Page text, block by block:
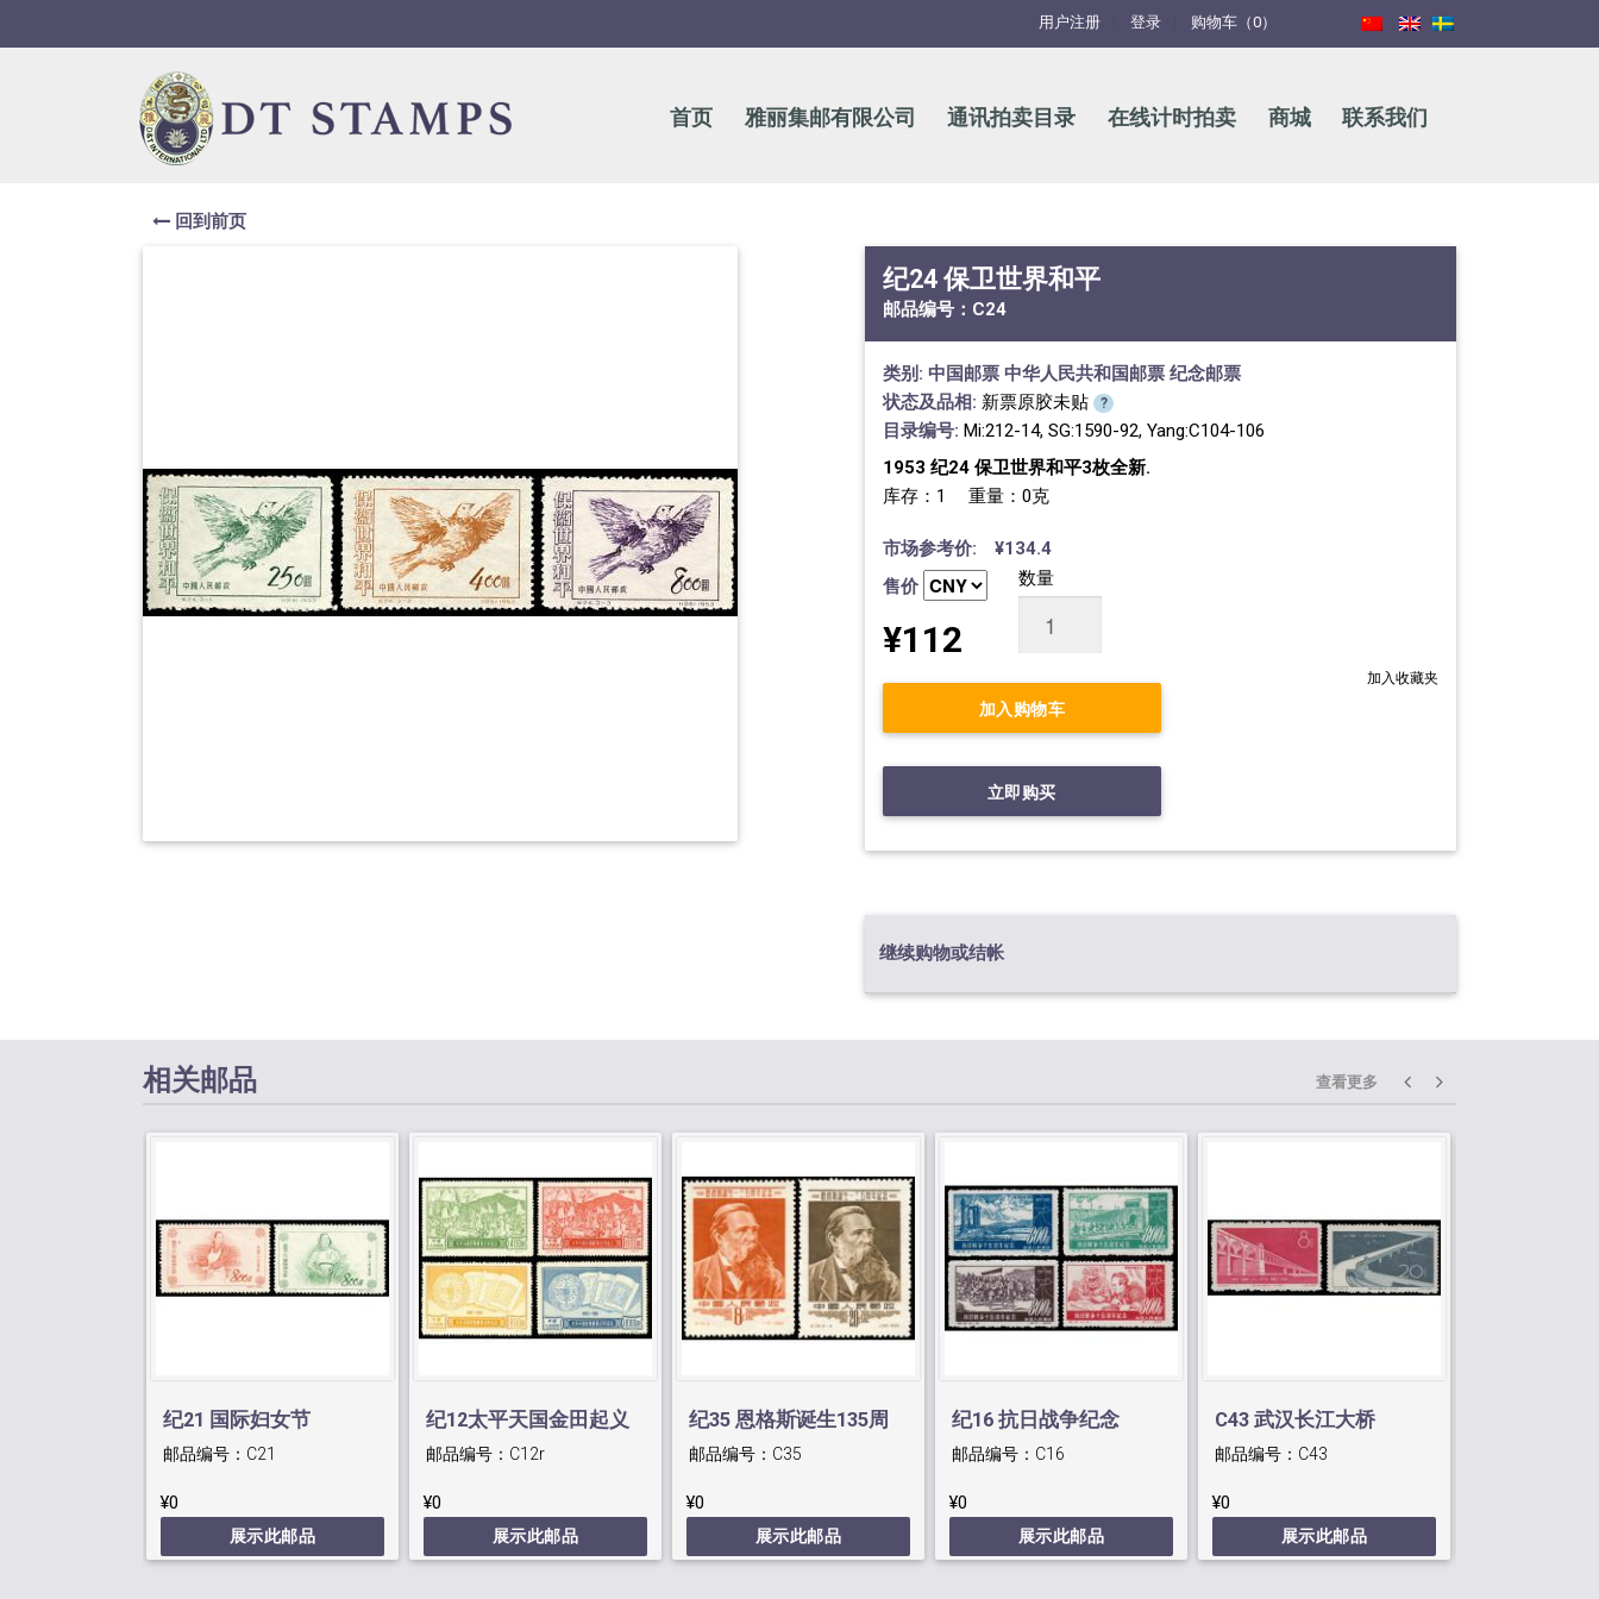
用户注册 登录 购物车（0）
首页 雅丽集邮有限公司 通讯拍卖目录 在线计时拍卖 商城 联系我们
回到前页
纪24 保卫世界和平
邮品编号： C24
类别: 中国邮票 中华人民共和国邮票 纪念邮票
状态及品相: 新票原胶未贴 ?
目录编号: Mi:212-14, SG:1590-92, Yang:C104-106
1953 纪24 保卫世界和平3枚全新.
库存：1 重量：0克
市场参考价: ¥134.4
售价
¥112
数量
加入购物车
立即购买
加入收藏夹
继续购物或结帐
相关邮品 查看更多
纪21 国际妇女节
邮品编号： C21
¥0
展示此邮品
纪12太平天国金田起义
百年纪念再版
邮品编号： C12r
¥0
展示此邮品
纪35 恩格斯诞生135周
年纪念
邮品编号： C35
¥0
展示此邮品
纪16 抗日战争纪念
邮品编号： C16
¥0
展示此邮品
C43 武汉长江大桥
邮品编号： C43
¥0
展示此邮品